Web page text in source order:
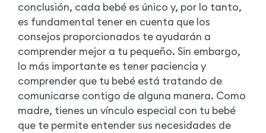
conclusión, cada bebé es único y, por lo tanto,
es fundamental tener en cuenta que los
consejos proporcionados te ayudarán a
comprender mejor a tu pequeño. Sin embargo,
lo más importante es tener paciencia y
comprender que tu bebé está tratando de
comunicarse contigo de alguna manera. Como
madre, tienes un vínculo especial con tu bebé
que te permite entender sus necesidades de